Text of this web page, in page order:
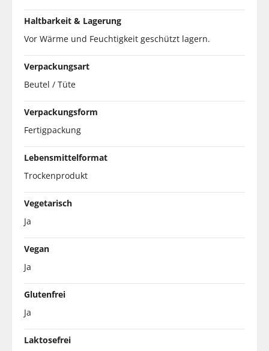
Haltbarkeit & Lagerung
Vor Wärme und Feuchtigkeit geschützt lagern.
Verpackungsart
Beutel / Tüte
Verpackungsform
Fertigpackung
Lebensmittelformat
Trockenprodukt
Vegetarisch
Ja
Vegan
Ja
Glutenfrei
Ja
Laktosefrei